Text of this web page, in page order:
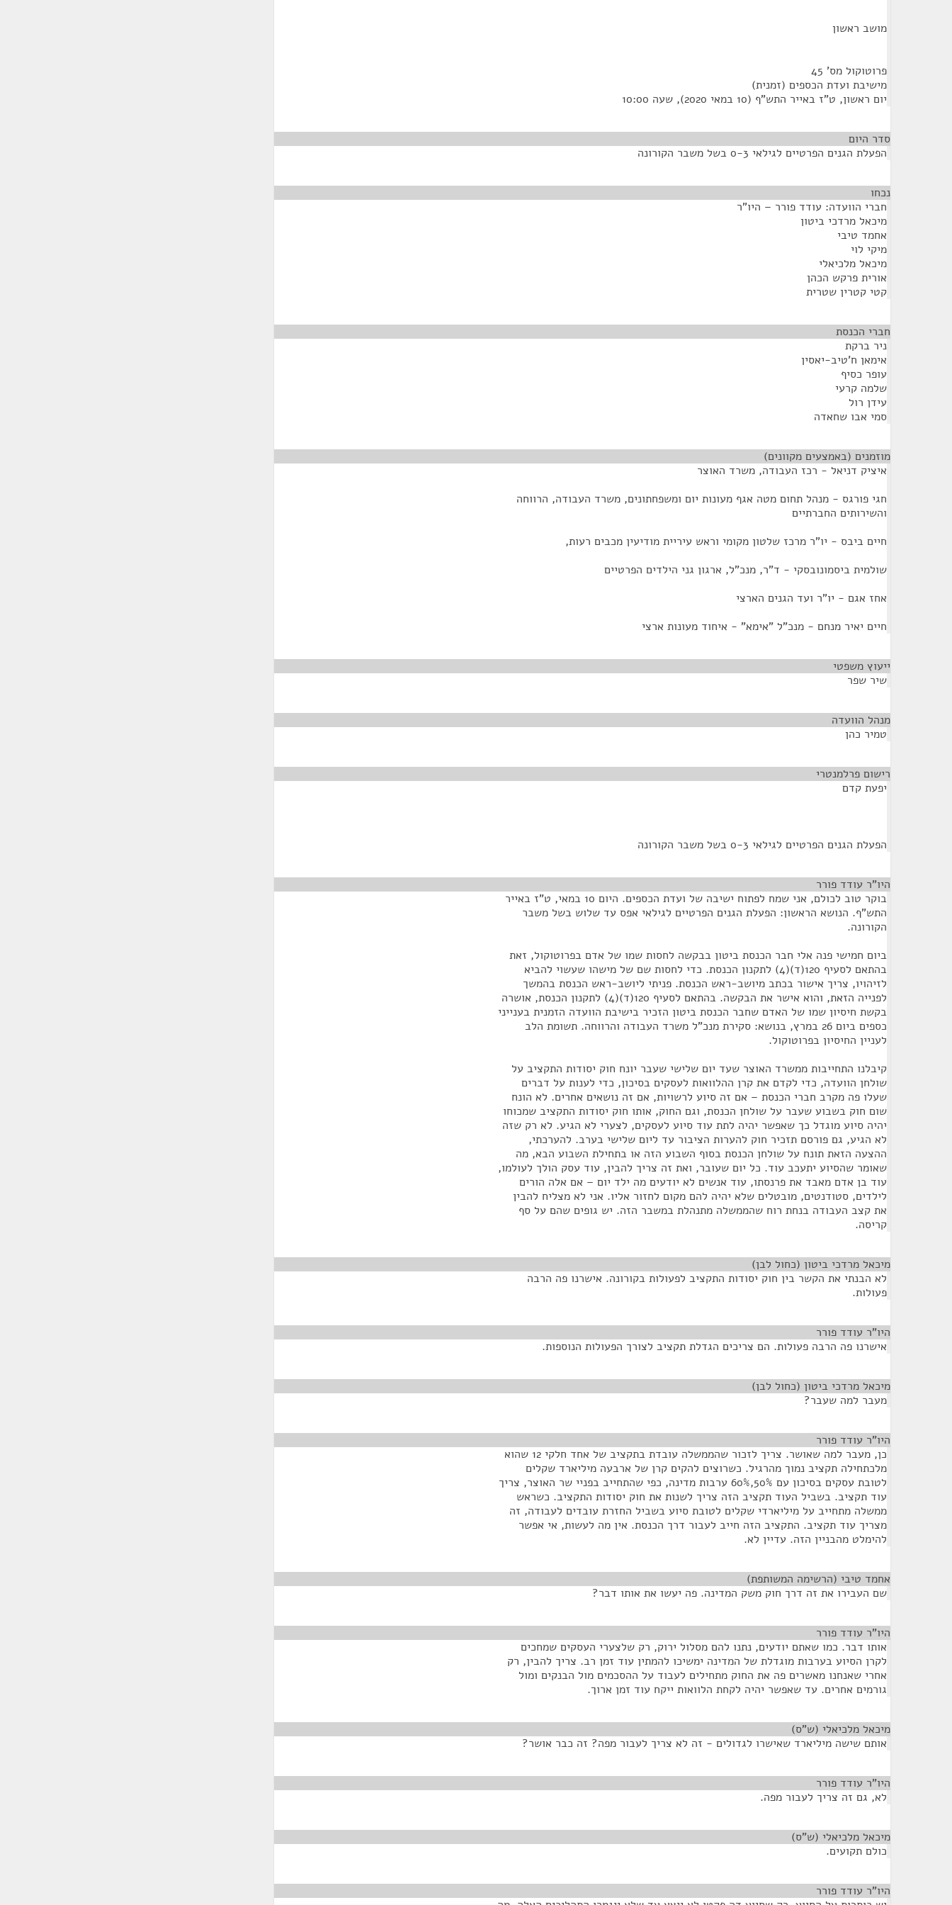
מושב ראשון
פרוטוקול מס' 45
מישיבת ועדת הכספים (זמנית)
יום ראשון, ט"ז באייר התש"ף (10 במאי 2020), שעה 10:00
סדר היום
הפעלת הגנים הפרטיים לגילאי 0-3 בשל משבר הקורונה
נכחו
חברי הוועדה: עודד פורר – היו"ר
מיכאל מרדכי ביטון
אחמד טיבי
מיקי לוי
מיכאל מלכיאלי
אורית פרקש הכהן
קטי קטרין שטרית
חברי הכנסת
ניר ברקת
אימאן ח'טיב-יאסין
עופר כסיף
שלמה קרעי
עידן רול
סמי אבו שחאדה
מוזמנים (באמצעים מקוונים)
איציק דניאל - רכז העבודה, משרד האוצר
חגי פורגס - מנהל תחום מטה אגף מעונות יום ומשפחתונים, משרד העבודה, הרווחה
והשירותים החברתיים
חיים ביבס - יו"ר מרכז שלטון מקומי וראש עיריית מודיעין מכבים רעות,
שולמית ביסמונובסקי - ד"ר, מנכ"ל, ארגון גני הילדים הפרטיים
אחז אגם - יו"ר ועד הגנים הארצי
חיים יאיר מנחם - מנכ"ל "אימא" - איחוד מעונות ארצי
ייעוץ משפטי
שיר שפר
מנהל הוועדה
טמיר כהן
רישום פרלמנטרי
יפעת קדם
הפעלת הגנים הפרטיים לגילאי 0-3 בשל משבר הקורונה
היו"ר עודד פורר
בוקר טוב לכולם, אני שמח לפתוח ישיבה של ועדת הכספים. היום 10 במאי, ט"ז באייר
התש"ף. הנושא הראשון: הפעלת הגנים הפרטיים לגילאי אפס עד שלוש בשל משבר
הקורונה.
ביום חמישי פנה אלי חבר הכנסת ביטון בבקשה לחסות שמו של אדם בפרוטוקול, זאת
בהתאם לסעיף 120(ד)(4) לתקנון הכנסת. כדי לחסות שם של מישהו שעשוי להביא
לזיהויו, צריך אישור בכתב מיושב-ראש הכנסת. פניתי ליושב-ראש הכנסת בהמשך
לפנייה הזאת, והוא אישר את הבקשה. בהתאם לסעיף 120(ד)(4) לתקנון הכנסת, אושרה
בקשת חיסיון שמו של האדם שחבר הכנסת ביטון הזכיר בישיבת הוועדה הזמנית בענייני
כספים ביום 26 במרץ, בנושא: סקירת מנכ"ל משרד העבודה והרווחה. תשומת הלב
לעניין החיסיון בפרוטוקול.
קיבלנו התחייבות ממשרד האוצר שעד יום שלישי שעבר יונח חוק יסודות התקציב על
שולחן הוועדה, כדי לקדם את קרן ההלוואות לעסקים בסיכון, כדי לענות על דברים
שעלו פה מקרב חברי הכנסת – אם זה סיוע לרשויות, אם זה נושאים אחרים. לא הונח
שום חוק בשבוע שעבר על שולחן הכנסת, וגם החוק, אותו חוק יסודות התקציב שמכוחו
יהיה סיוע מוגדל כך שאפשר יהיה לתת עוד סיוע לעסקים, לצערי לא הגיע. לא רק שזה
לא הגיע, גם פורסם תזכיר חוק להערות הציבור עד ליום שלישי בערב. להערכתי,
ההצעה הזאת תונח על שולחן הכנסת בסוף השבוע הזה או בתחילת השבוע הבא, מה
שאומר שהסיוע יתעכב עוד. כל יום שעובר, ואת זה צריך להבין, עוד עסק הולך לעולמו,
עוד בן אדם מאבד את פרנסתו, עוד אנשים לא יודעים מה ילד יום – אם אלה הורים
לילדים, סטודנטים, מובטלים שלא יהיה להם מקום לחזור אליו. אני לא מצליח להבין
את קצב העבודה בנחת רוח שהממשלה מתנהלת במשבר הזה. יש גופים שהם על סף
קריסה.
מיכאל מרדכי ביטון (כחול לבן)
לא הבנתי את הקשר בין חוק יסודות התקציב לפעולות בקורונה. אישרנו פה הרבה
פעולות.
היו"ר עודד פורר
אישרנו פה הרבה פעולות. הם צריכים הגדלת תקציב לצורך הפעולות הנוספות.
מיכאל מרדכי ביטון (כחול לבן)
מעבר למה שעבר?
היו"ר עודד פורר
כן, מעבר למה שאושר. צריך לזכור שהממשלה עובדת בתקציב של אחד חלקי 12 שהוא
מלכתחילה תקציב נמוך מהרגיל. כשרוצים להקים קרן של ארבעה מיליארד שקלים
לטובת עסקים בסיכון עם 50%,60% ערבות מדינה, כפי שהתחייב בפניי שר האוצר, צריך
עוד תקציב. בשביל העוד תקציב הזה צריך לשנות את חוק יסודות התקציב. כשראש
ממשלה מתחייב על מיליארדי שקלים לטובת סיוע בשביל החזרת עובדים לעבודה, זה
מצריך עוד תקציב. התקציב הזה חייב לעבור דרך הכנסת. אין מה לעשות, אי אפשר
להימלט מהבניין הזה. עדיין לא.
אחמד טיבי (הרשימה המשותפת)
שם העבירו את זה דרך חוק משק המדינה. פה יעשו את אותו דבר?
היו"ר עודד פורר
אותו דבר. כמו שאתם יודעים, נתנו להם מסלול ירוק, רק שלצערי העסקים שמחכים
לקרן הסיוע בערבות מוגדלת של המדינה ימשיכו להמתין עוד זמן רב. צריך להבין, רק
אחרי שאנחנו מאשרים פה את החוק מתחילים לעבוד על ההסכמים מול הבנקים ומול
גורמים אחרים. עד שאפשר יהיה לקחת הלוואות ייקח עוד זמן ארוך.
מיכאל מלכיאלי (ש"ס)
אותם שישה מיליארד שאישרו לגדולים - זה לא צריך לעבור מפה? זה כבר אושר?
היו"ר עודד פורר
לא, גם זה צריך לעבור מפה.
מיכאל מלכיאלי (ש"ס)
כולם תקועים.
היו"ר עודד פורר